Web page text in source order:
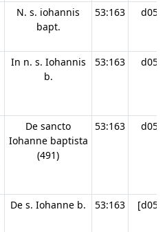
N. s. iohannis
bapt.
53:163 d05
In n. s. Iohannis
b.
53:163 d05
De sancto
Iohanne baptista
(491)
53:163 d05
De s. Iohanne b. 53:163 [d05]